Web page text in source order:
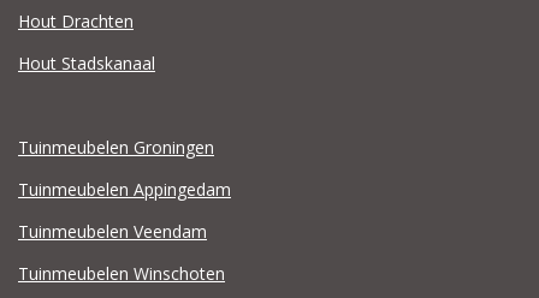
Hout Drachten
Hout Stadskanaal
Tuinmeubelen Groningen
Tuinmeubelen Appingedam
Tuinmeubelen Veendam
Tuinmeubelen Winschoten